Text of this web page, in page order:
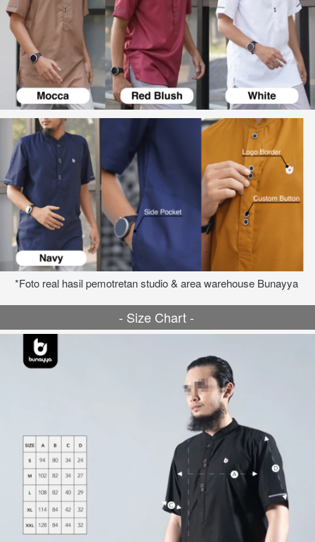
*Foto real hasil pemotretan studio & area warehouse Bunayya
- Size Chart -